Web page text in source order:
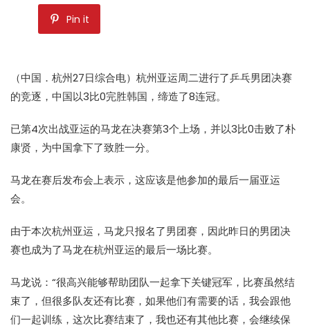
Pin it
（中国．杭州27日综合电）杭州亚运周二进行了乒乓男团决赛
的竞逐，中国以3比0完胜韩国，缔造了8连冠。
已第4次出战亚运的马龙在决赛第3个上场，并以3比0击败了朴
康贤，为中国拿下了致胜一分。
马龙在赛后发布会上表示，这应该是他参加的最后一届亚运
会。
由于本次杭州亚运，马龙只报名了男团赛，因此昨日的男团决
赛也成为了马龙在杭州亚运的最后一场比赛。
马龙说：“很高兴能够帮助团队一起拿下关键冠军，比赛虽然结
束了，但很多队友还有比赛，如果他们有需要的话，我会跟他
们一起训练，这次比赛结束了，我也还有其他比赛，会继续保